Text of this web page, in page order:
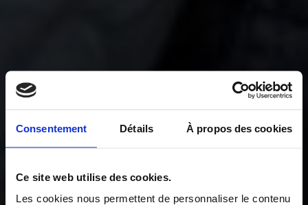
Consentement Détails À propos des cookies
Ce site web utilise des cookies.
Les cookies nous permettent de personnaliser le contenu